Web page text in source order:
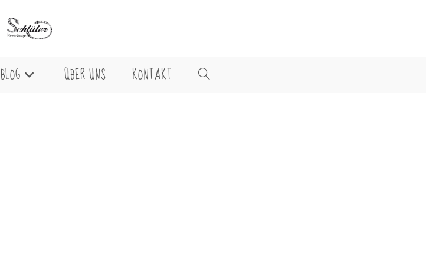
BLOG ÜBER UNS KONTAKT WEBSITE-